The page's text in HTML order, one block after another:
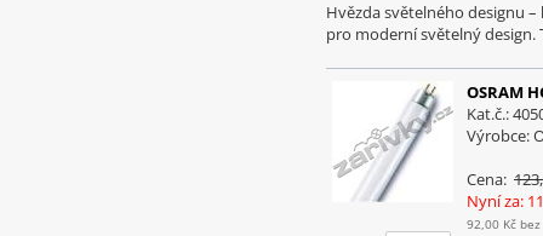
Hvězda světelného designu –
pro moderní světelný design.
OSRAM
Kat.č.:
Výrobce:
Cena:
Nyní za:
92,00 Kč bez